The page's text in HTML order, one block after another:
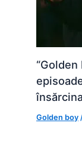
Golden boy